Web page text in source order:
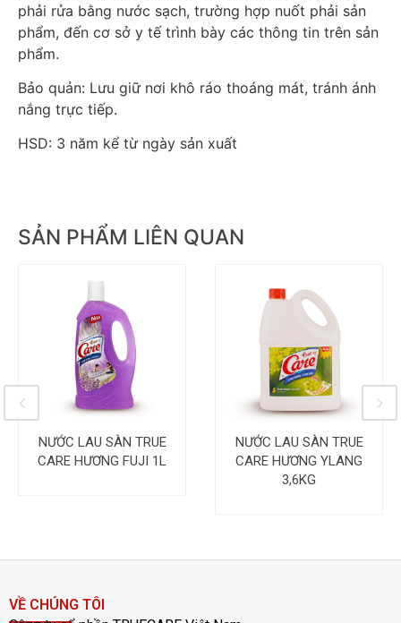
phải rửa bằng nước sạch, trường hợp nuốt phải sản
phẩm, đến cơ sở y tế trình bày các thông tin trên sản
phẩm.
Bảo quản: Lưu giữ nơi khô ráo thoáng mát, tránh ánh
nắng trực tiếp.
HSD: 3 năm kể từ ngày sản xuất
SẢN PHẨM LIÊN QUAN
NƯỚC LAU SÀN TRUE
CARE HƯƠNG FUJI 1L
NƯỚC LAU SÀN TRUE
CARE HƯƠNG YLANG
3,6KG
VỀ CHÚNG TÔI